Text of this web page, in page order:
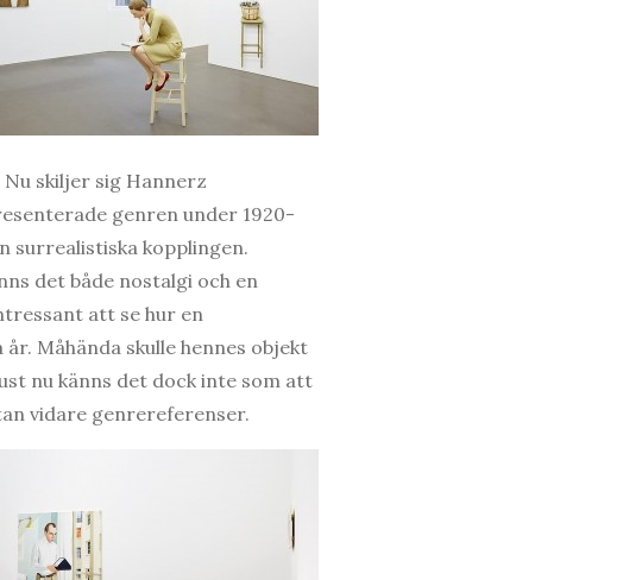
skiljer sig Hannerz
genren under 1920-
surrealistiska kopplingen.
det både nostalgi och en
att se hur en
Måhända skulle hennes objekt
nu känns det dock inte som att
vidare genrereferenser.